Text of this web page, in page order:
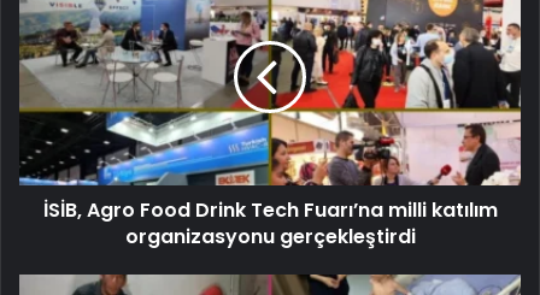
İSİB, Agro Food Drink Tech Fuarı’na milli katılım
organizasyonu gerçekleştirdi